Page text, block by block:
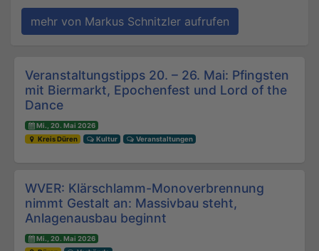
mehr von Markus Schnitzler aufrufen
Beitrags-Navigation
Veranstaltungstipps 20. – 26. Mai: Pfingsten
mit Biermarkt, Epochenfest und Lord of the
Dance
Mi., 20. Mai 2026
Kreis Düren
Kultur Veranstaltungen
WVER: Klärschlamm-Monoverbrennung
nimmt Gestalt an: Massivbau steht,
Anlagenausbau beginnt
Mi., 20. Mai 2026